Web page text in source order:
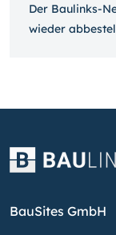
Der Baulinks-
wieder
BauSites GmbH